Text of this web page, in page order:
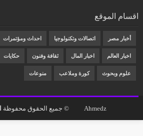
اقسام الموقع
أخبار مصر اتصالات وتكنولوجيا احداث ومؤتمرات
اخبار العالم اخبار المال ثقافة وفنون حكايات
علوم وبحوث كورة وملاعب منوعات
Ahmedz © جميع الحقوق محفوظة